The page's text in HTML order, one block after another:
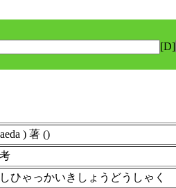
[D]
) 著 ()
ひゃっかいきしょうどうしゃく